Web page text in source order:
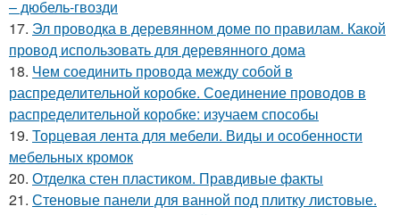
– дюбель-гвозди
17. Эл проводка в деревянном доме по правилам. Какой
провод использовать для деревянного дома
18. Чем соединить провода между собой в
распределительной коробке. Соединение проводов в
распределительной коробке: изучаем способы
19. Торцевая лента для мебели. Виды и особенности
мебельных кромок
20. Отделка стен пластиком. Правдивые факты
21. Стеновые панели для ванной под плитку листовые.